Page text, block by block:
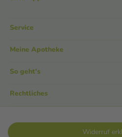
Service
Meine Apotheke
So geht's
Rechtliches
Widerruf